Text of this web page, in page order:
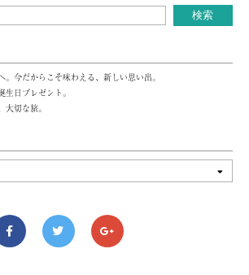
今だからこそ味わえる、新しい思い出。
日プレゼント。
切な旅。